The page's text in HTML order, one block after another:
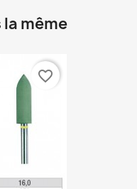
même
favorite_border